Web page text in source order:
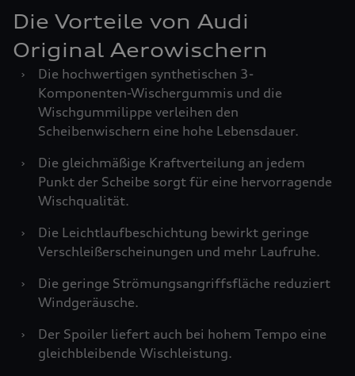
Die Vorteile von Audi
Original Aerowischern
›
Die hochwertigen synthetischen 3-
Komponenten-Wischergummis und die
Wischgummilippe verleihen den
Scheibenwischern eine hohe Lebensdauer.
›
Die gleichmäßige Kraftverteilung an jedem
Punkt der Scheibe sorgt für eine hervorragende
Wischqualität.
›
Die Leichtlaufbeschichtung bewirkt geringe
Verschleißerscheinungen und mehr Laufruhe.
›
Die geringe Strömungsangriffsfläche reduziert
Windgeräusche.
›
Der Spoiler liefert auch bei hohem Tempo eine
gleichbleibende Wischleistung.